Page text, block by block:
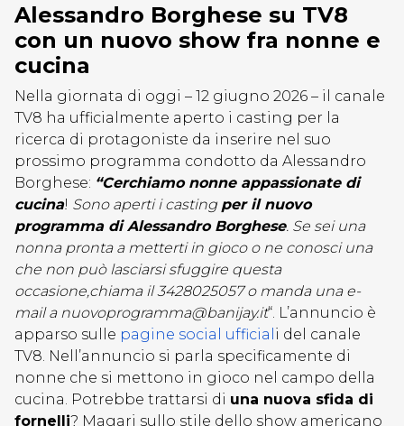
Alessandro Borghese su TV8
con un nuovo show fra nonne e
cucina
Nella giornata di oggi – 12 giugno 2026 – il canale
TV8 ha ufficialmente aperto i casting per la
ricerca di protagoniste da inserire nel suo
prossimo programma condotto da Alessandro
Borghese: “Cerchiamo nonne appassionate di
cucina! Sono aperti i casting per il nuovo
programma di Alessandro Borghese. Se sei una
nonna pronta a metterti in gioco o ne conosci una
che non può lasciarsi sfuggire questa
occasione,chiama il 3428025057 o manda una e-
mail a nuovoprogramma@banijay.it“. L’annuncio è
apparso sulle pagine social ufficial i del canale
TV8. Nell’annuncio si parla specificamente di
nonne che si mettono in gioco nel campo della
cucina. Potrebbe trattarsi di una nuova sfida di
fornelli? Magari sullo stile dello show americano